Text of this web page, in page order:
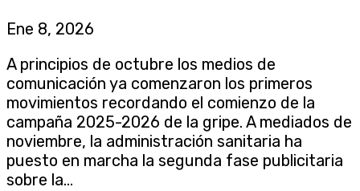
Ene 8, 2026
A principios de octubre los medios de
comunicación ya comenzaron los primeros
movimientos recordando el comienzo de la
campaña 2025-2026 de la gripe. A mediados de
noviembre, la administración sanitaria ha
puesto en marcha la segunda fase publicitaria
sobre la...